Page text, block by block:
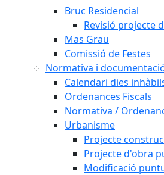
Bruc Residencial
Revisió projecte
Mas Grau
Comissió de Festes
Normativa i
Calendari dies
Ordenances Fiscals
Normativa /
Urbanisme
Projecte
Projecte d'obra
Modificació